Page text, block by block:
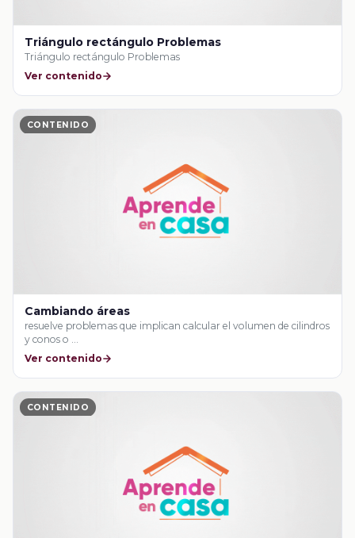
Triángulo rectángulo Problemas
Triángulo rectángulo Problemas
Ver contenido
CONTENIDO
Cambiando áreas
resuelve problemas que implican calcular el volumen de cilindros
y conos o …
Ver contenido
CONTENIDO